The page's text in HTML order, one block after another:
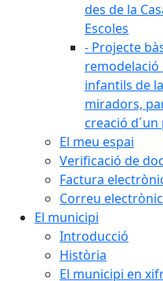
des de la
Escoles
- Projecte
remodelació
infantils de
miradors,
creació
El meu espai
Verificació de
Factura
Correu electrònic
El municipi
Introducció
Història
El municipi en